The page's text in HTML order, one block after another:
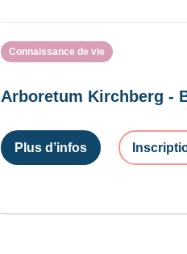
Connaissance de vie
Arboretum Kirchberg -
Plus d’infos